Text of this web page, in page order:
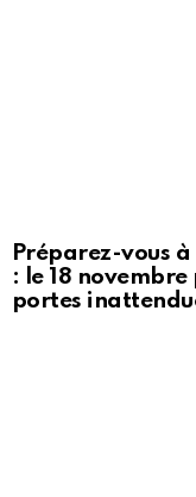
Préparez-vous
: le 18
portes